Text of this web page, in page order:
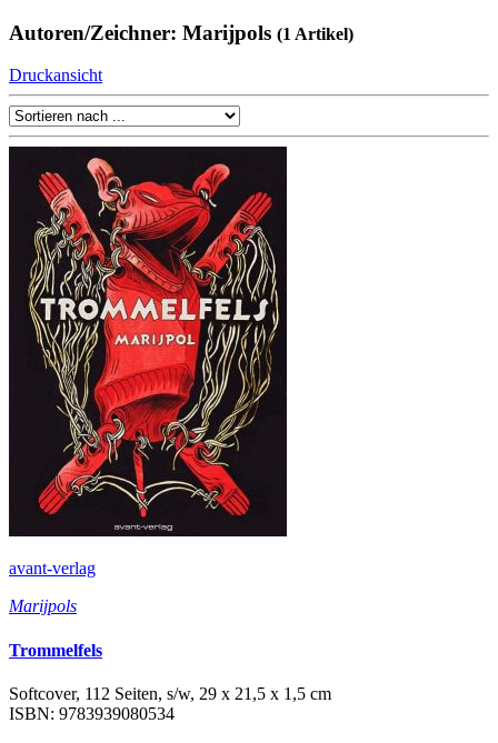
Autoren/Zeichner: Marijpols (1 Artikel)
Druckansicht
avant-verlag
Marijpols
Trommelfels
Softcover, 112 Seiten, s/w, 29 x 21,5 x 1,5 cm
ISBN: 9783939080534